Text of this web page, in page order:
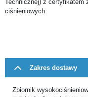
Technicznej) z certyfikatem
ciśnieniowych.
Zakres dostawy
Zbiornik